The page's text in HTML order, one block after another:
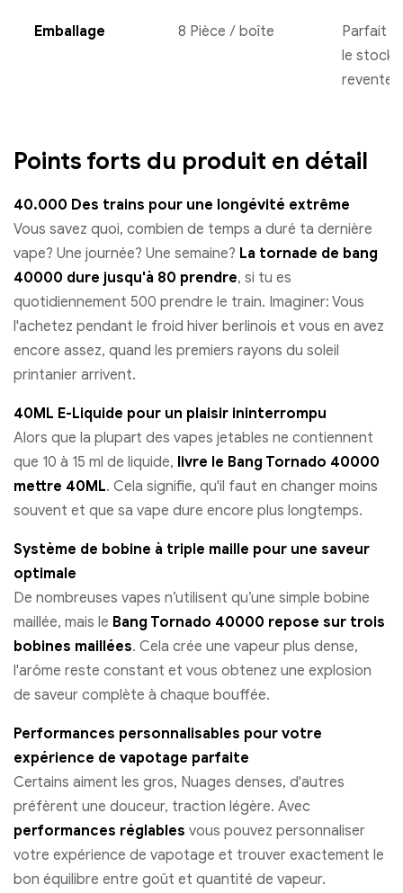
Emballage 8 Pièce / boîte
Parfait
le stock
revente
Points forts du produit en détail
40.000 Des trains pour une longévité extrême
Vous savez quoi, combien de temps a duré ta dernière
vape? Une journée? Une semaine? La tornade de bang
40000 dure jusqu'à 80 prendre, si tu es
quotidiennement 500 prendre le train. Imaginer: Vous
l'achetez pendant le froid hiver berlinois et vous en avez
encore assez, quand les premiers rayons du soleil
printanier arrivent.
40ML E-Liquide pour un plaisir ininterrompu
Alors que la plupart des vapes jetables ne contiennent
que 10 à 15 ml de liquide, livre le Bang Tornado 40000
mettre 40ML. Cela signifie, qu'il faut en changer moins
souvent et que sa vape dure encore plus longtemps.
Système de bobine à triple maille pour une saveur
optimale
De nombreuses vapes n’utilisent qu’une simple bobine
maillée, mais le Bang Tornado 40000 repose sur trois
bobines maillées. Cela crée une vapeur plus dense,
l'arôme reste constant et vous obtenez une explosion
de saveur complète à chaque bouffée.
Performances personnalisables pour votre
expérience de vapotage parfaite
Certains aiment les gros, Nuages ​​denses, d'autres
préfèrent une douceur, traction légère. Avec
performances réglables vous pouvez personnaliser
votre expérience de vapotage et trouver exactement le
bon équilibre entre goût et quantité de vapeur.